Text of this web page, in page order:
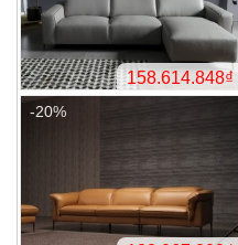
-10%